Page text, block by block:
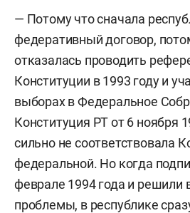
— Потому что сначала
федеративный договор,
отказалась проводить
Конституции в 1993 году и
выборах в Федеральное
Конституция РТ от 6 ноября
сильно не соответствовала
федеральной. Но когда
феврале 1994 года и решили
проблемы, в республике